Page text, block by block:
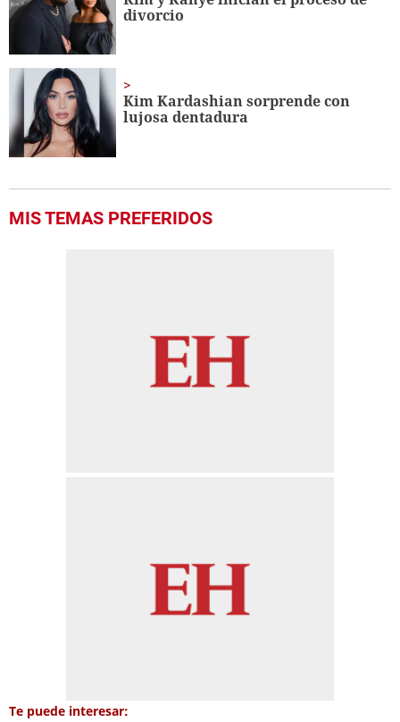
divorcio
Kim Kardashian sorprende con
lujosa dentadura
MIS TEMAS PREFERIDOS
Te puede interesar: